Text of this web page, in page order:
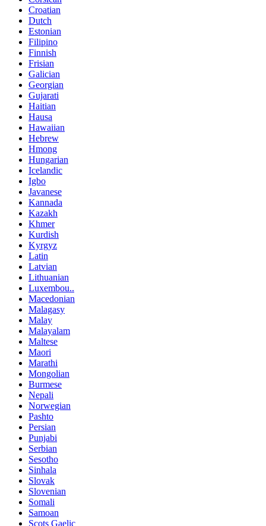
Croatian
Dutch
Estonian
Filipino
Finnish
Frisian
Galician
Georgian
Gujarati
Haitian
Hausa
Hawaiian
Hebrew
Hmong
Hungarian
Icelandic
Igbo
Javanese
Kannada
Kazakh
Khmer
Kurdish
Kyrgyz
Latin
Latvian
Lithuanian
Luxembou..
Macedonian
Malagasy
Malay
Malayalam
Maltese
Maori
Marathi
Mongolian
Burmese
Nepali
Norwegian
Pashto
Persian
Punjabi
Serbian
Sesotho
Sinhala
Slovak
Slovenian
Somali
Samoan
Scots Gaelic